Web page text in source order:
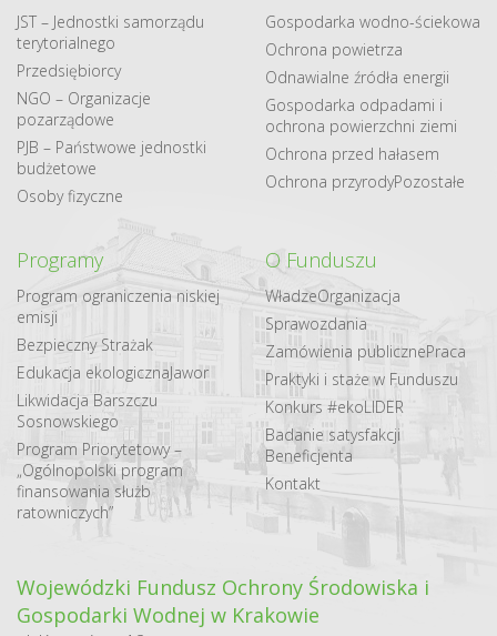
JST – Jednostki samorządu
terytorialnego
Przedsiębiorcy
NGO – Organizacje
pozarządowe
PJB – Państwowe jednostki
budżetowe
Osoby fizyczne
Gospodarka​ wodno​-ściekowa
Ochrona powietrza
Odnawialne​ źródła​ energii
Gospodarka odpadami i
ochrona powierzchni ziemi
Ochrona przed hałasem
Ochrona przyrodyPozostałe
Programy
Program ograniczenia niskiej
emisji
Bezpieczny Strażak
Edukacja ekologicznaJawor
Likwidacja Barszczu
Sosnowskiego
Program Priorytetowy –
„Ogólnopolski program
finansowania służb
ratowniczych”
O Funduszu
WładzeOrganizacja
Sprawozdania
Zamówienia publicznePraca
Praktyki i staże w Funduszu
Konkurs #ekoLIDER
Badanie satysfakcji
Beneficjenta
Kontakt
Wojewódzki Fundusz Ochrony Środowiska i
Gospodarki Wodnej w Krakowie